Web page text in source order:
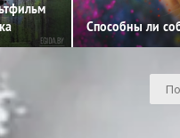
Способны ли